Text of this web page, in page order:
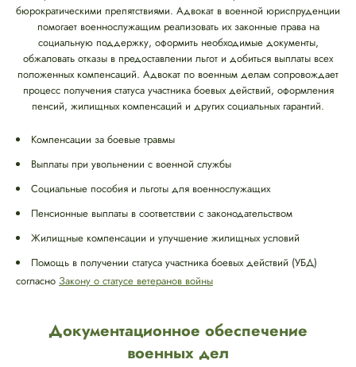
бюрократическими препятствиями. Адвокат в военной юриспруденции
помогает военнослужащим реализовать их законные права на
социальную поддержку, оформить необходимые документы,
обжаловать отказы в предоставлении льгот и добиться выплаты всех
положенных компенсаций. Адвокат по военным делам сопровождает
процесс получения статуса участника боевых действий, оформления
пенсий, жилищных компенсаций и других социальных гарантий.
Компенсации за боевые травмы
Выплаты при увольнении с военной службы
Социальные пособия и льготы для военнослужащих
Пенсионные выплаты в соответствии с законодательством
Жилищные компенсации и улучшение жилищных условий
Помощь в получении статуса участника боевых действий (УБД)
согласно Закону о статусе ветеранов войны
Документационное обеспечение
военных дел